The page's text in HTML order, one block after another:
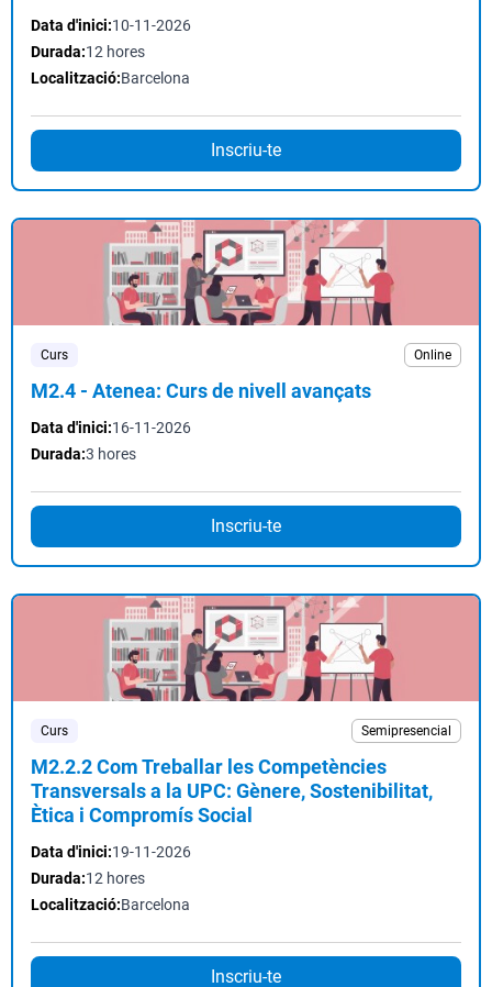
Data d'inici:10-11-2026
Durada:12 hores
Localització:Barcelona
Inscriu-te
Curs Online
M2.4 - Atenea: Curs de nivell avançats
Data d'inici:16-11-2026
Durada:3 hores
Inscriu-te
Curs Semipresencial
M2.2.2 Com Treballar les Competències
Transversals a la UPC: Gènere, Sostenibilitat,
Ètica i Compromís Social
Data d'inici:19-11-2026
Durada:12 hores
Localització:Barcelona
Inscriu-te